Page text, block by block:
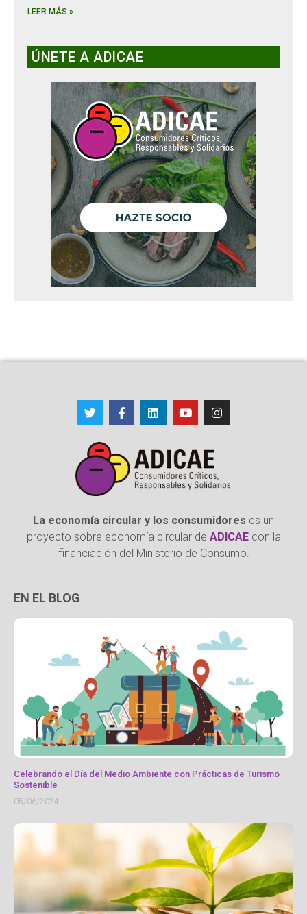
LEER MÁS »
ÚNETE A ADICAE
La economía circular y los consumidores es un
proyecto sobre economía circular de ADICAEcon la
financiación del Ministerio de Consumo.
EN EL BLOG
Celebrando el Día del Medio Ambiente con Prácticas de Turismo
Sostenible
05/06/2024